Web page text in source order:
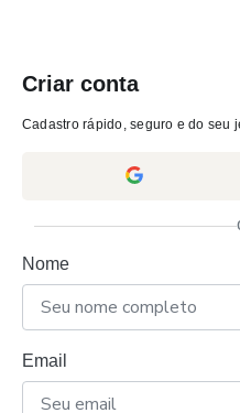
Criar conta
Cadastro rápido, seguro e do seu
Nome
Email